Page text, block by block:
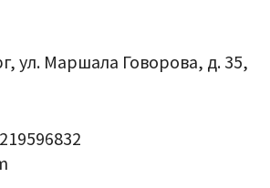
ул. Маршала Говорова, д. 35,